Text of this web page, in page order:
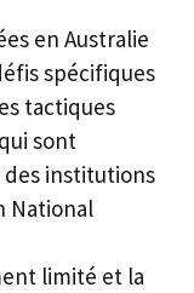
en Australie
spécifiques
tactiques
sont
institutions
National
limité et la